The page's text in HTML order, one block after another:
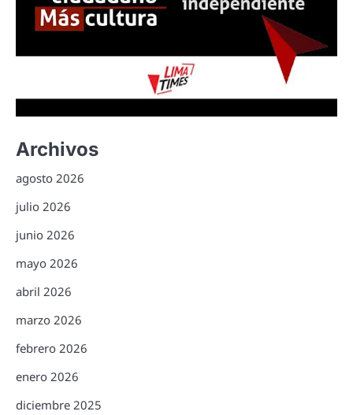
Archivos
agosto 2026
julio 2026
junio 2026
mayo 2026
abril 2026
marzo 2026
febrero 2026
enero 2026
diciembre 2025